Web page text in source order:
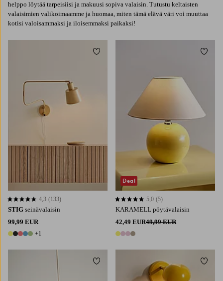
helppo löytää tarpeisiisi ja makuusi sopiva valaisin. Tutustu keltaisten
valaisimien valikoimaamme ja huomaa, miten tämä elävä väri voi muuttaa
kotisi valoisammaksi ja iloisemmaksi paikaksi!
STIG seinävalaisin
99,99 EUR
6 värejä
+1
4,3 perustuen 133 arvosanaan
4,3 (133)
Lisää suosikkeihin
KARAMELL pöytävalaisin
42,49 EUR49,99 EUR
4 värejä
5,0 perustuen 5 arvosanaan
5,0 (5)
Deal
Lisää
Lisää suosikkeihin Lisää